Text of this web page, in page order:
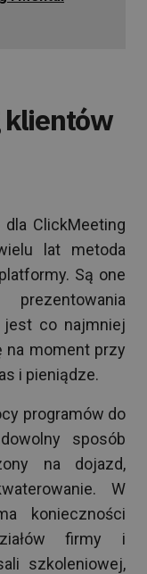
klientów
ClickMeeting
lat metoda
Są one
jest co najmniej
na moment przy
i pieniądze.
programów do
sposób
na dojazd,
W
konieczności
firmy i
szkoleniowej,